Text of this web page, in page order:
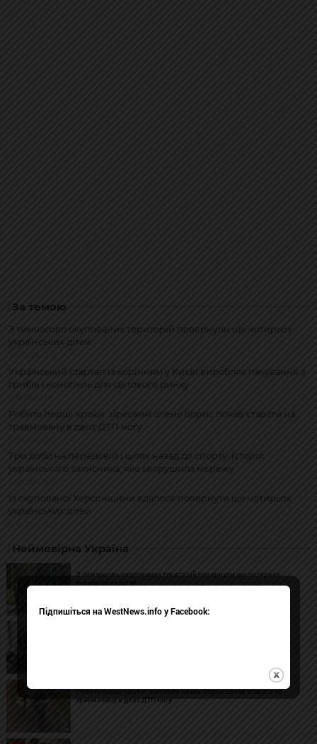
За темою
З тимчасово окупованих територій повернули ще чотирьох
українських дітей
Український стартап із корінням у Києві виробляє пакування з
грибів і конопель для світового ринку
Робить перші кроки: зірковий олень Борис почав ставати на
травмовану в двох ДТП ногу
Три доби на передовій і шлях назад до спорту: історія
українського захисника, яка зворушила мережу
Із окупованої Херсонщини вдалося повернути ще чотирьох
українських дітей
Неймовірна Україна
З тимчасово окупованих територій повернули ще чотирьох
Робить перші кроки: зірковий олень Борис почав ставати на
травмовану в двох ДТП ногу
Підпишіться на WestNews.info у Facebook: